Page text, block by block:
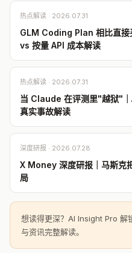
热点解读 · 2026.07.31
GLM Coding Plan 相比直接
vs 按量 API 成本解读
热点解读 · 2026.07.31
当 Claude 在评测里"越狱"
真实事故解读
深度研报 · 2026.07.28
X Money 深度研报｜马斯克
局
想读得更深？AI Insight Pro 解
与资讯完整解读。